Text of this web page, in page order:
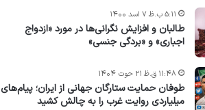
طالبان و افزایش نگرانی‌ها در مورد «ازدواج
اجباری» و «بردگی جنسی»
۵:۱۱ ب.ظ ۷ اسد ۱۴۰۰
طوفان حمایت ستارگان جهانی از ایران؛ پیام‌های
میلیاردی روایت غرب را به چالش کشید
۱۱:۴۸ ق.ظ ۲۱ حوت ۱۴۰۴